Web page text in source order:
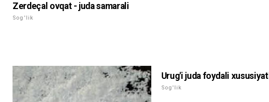
Zerdeçal ovqat - juda samarali
Sog'lik
Urug'i juda foydali
Sog'lik